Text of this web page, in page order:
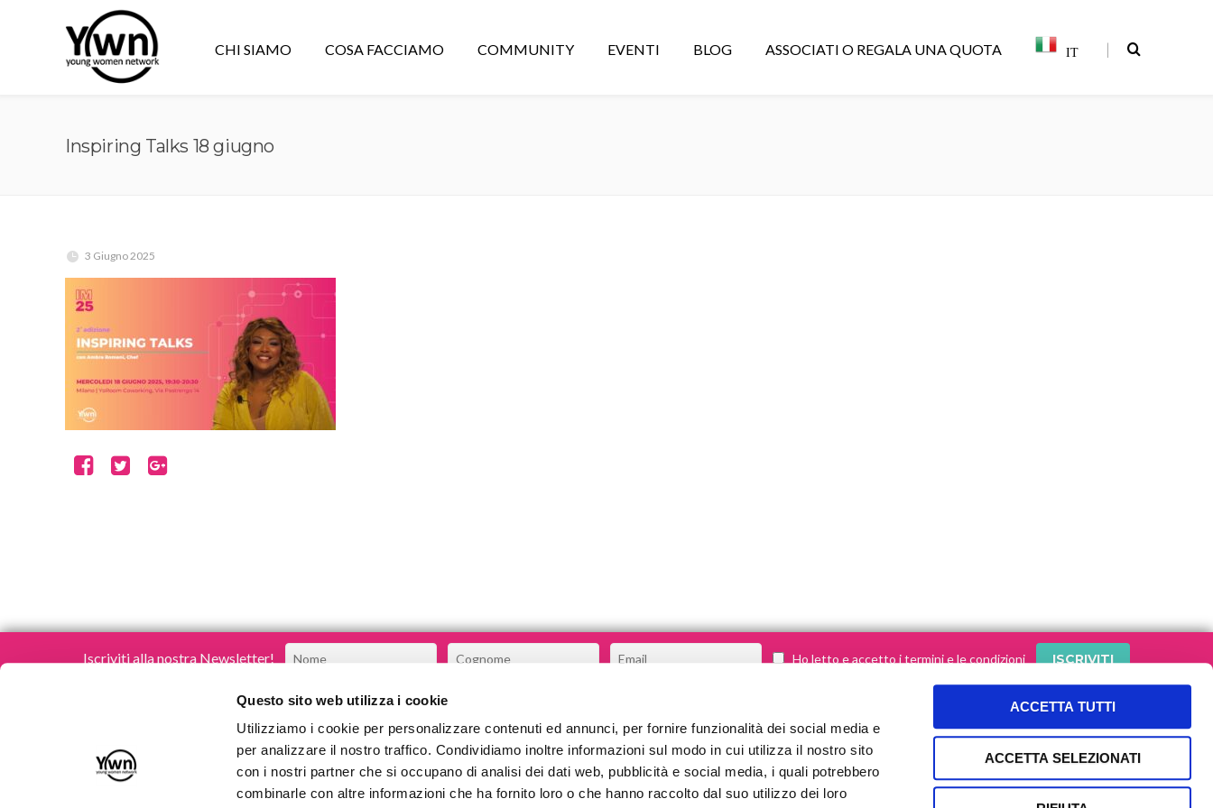
Questo sito web utilizza i cookie
Utilizziamo i cookie per personalizzare contenuti ed annunci, per fornire funzionalità dei social media e
per analizzare il nostro traffico. Condividiamo inoltre informazioni sul modo in cui utilizza il nostro sito
con i nostri partner che si occupano di analisi dei dati web, pubblicità e social media, i quali potrebbero
combinarle con altre informazioni che ha fornito loro o che hanno raccolto dal suo utilizzo dei loro
ACCETTA TUTTI
ACCETTA SELEZIONATI
CHI SIAMO COSA FACCIAMO COMMUNITY EVENTI BLOG ASSOCIATI O REGALA UNA QUOTA IT |
Inspiring Talks 18 giugno
3 Giugno 2025
Iscriviti alla nostra Newsletter! Ho letto e accetto i termini e le condizioni
Young Women Network
CHI SIAMO
COSA FACCIAMO
COMMUNITY
SEGUI le nostre storie sui social!